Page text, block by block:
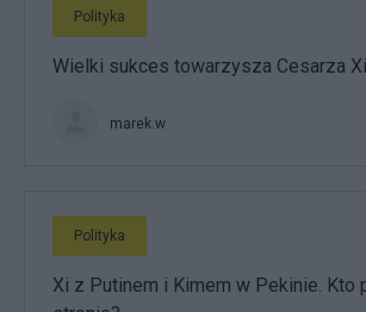
Polityka
Wielki sukces towarzysza Cesarza Xi
marek.w
Polityka
Xi z Putinem i Kimem w Pekinie. Kto